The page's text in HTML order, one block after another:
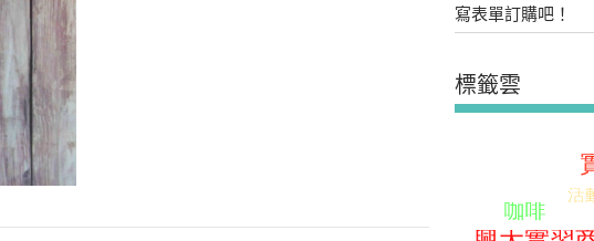
寫表單訂購吧！
標籤雲